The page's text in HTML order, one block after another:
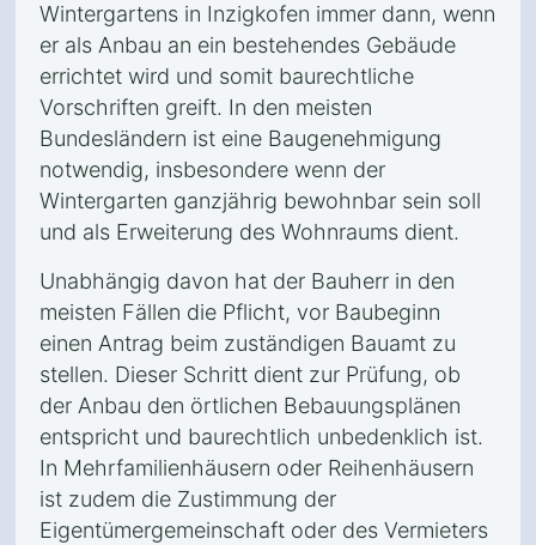
Wintergartens in Inzigkofen immer dann, wenn
er als Anbau an ein bestehendes Gebäude
errichtet wird und somit baurechtliche
Vorschriften greift. In den meisten
Bundesländern ist eine Baugenehmigung
notwendig, insbesondere wenn der
Wintergarten ganzjährig bewohnbar sein soll
und als Erweiterung des Wohnraums dient.
Unabhängig davon hat der Bauherr in den
meisten Fällen die Pflicht, vor Baubeginn
einen Antrag beim zuständigen Bauamt zu
stellen. Dieser Schritt dient zur Prüfung, ob
der Anbau den örtlichen Bebauungsplänen
entspricht und baurechtlich unbedenklich ist.
In Mehrfamilienhäusern oder Reihenhäusern
ist zudem die Zustimmung der
Eigentümergemeinschaft oder des Vermieters